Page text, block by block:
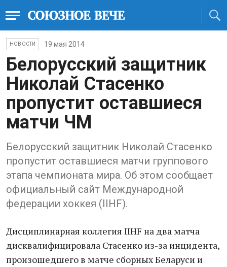
НОВОСТИ 19 мая 2014
Белорусский защитник
Николай Стасенко
пропустит оставшиеся
матчи ЧМ
Белорусский защитник Николай Стасенко
пропустит оставшиеся матчи группового
этапа чемпионата мира. Об этом сообщает
официальный сайт Международной
федерации хоккея (IIHF).
Дисциплинарная коллегия IIHF на два матча
дисквалифицировала Стасенко из-за инцидента,
произошедшего в матче сборных Беларуси и